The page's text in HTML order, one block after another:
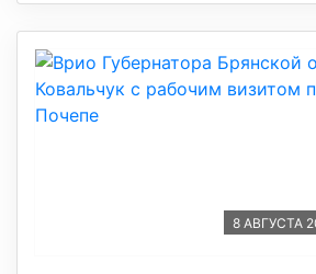
8 АВГУСТА